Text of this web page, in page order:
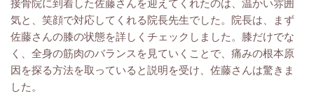
接骨院に到着した佐藤さんを迎えてくれたのは、温かい雰囲
気と、笑顔で対応してくれる院長先生でした。院長は、まず
佐藤さんの膝の状態を詳しくチェックしました。膝だけでな
く、全身の筋肉のバランスを見ていくことで、痛みの根本原
因を探る方法を取っていると説明を受け、佐藤さんは驚きま
した。